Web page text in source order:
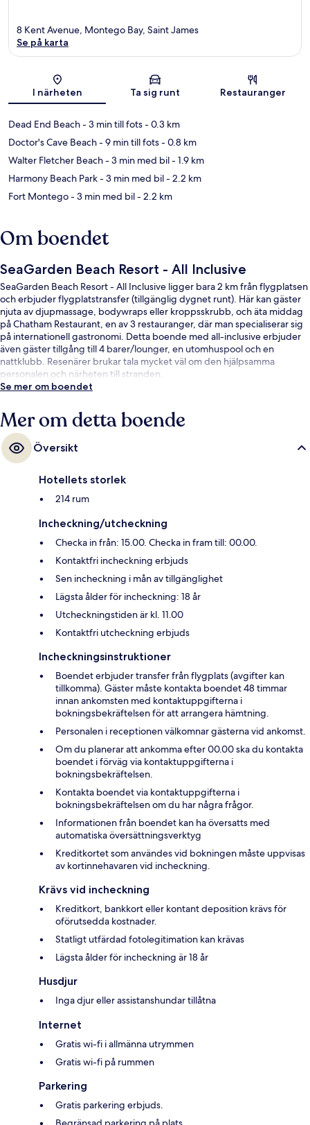
Karta
8 Kent Avenue, Montego Bay, Saint James
Se på karta
I närheten Ta sig runt Restauranger
Dead End Beach- 3 min till fots- 0.3 km
Doctor's Cave Beach- 9 min till fots- 0.8 km
Walter Fletcher Beach- 3 min med bil- 1.9 km
Harmony Beach Park- 3 min med bil- 2.2 km
Fort Montego- 3 min med bil- 2.2 km
Om boendet
SeaGarden Beach Resort - All Inclusive
SeaGarden Beach Resort - All Inclusive ligger bara 2 km från flygplatsen
och erbjuder flygplatstransfer (tillgänglig dygnet runt). Här kan gäster
njuta av djupmassage, bodywraps eller kroppsskrubb, och äta middag
på Chatham Restaurant, en av 3 restauranger, där man specialiserar sig
på internationell gastronomi. Detta boende med all-inclusive erbjuder
även gäster tillgång till 4 barer/lounger, en utomhuspool och en
nattklubb. Resenärer brukar tala mycket väl om den hjälpsamma
personalen och närheten till stranden.
Se mer om boendet
Mer om detta boende
Översikt
Hotellets storlek
214 rum
Incheckning/utcheckning
Checka in från: 15.00. Checka in fram till: 00.00.
Kontaktfri incheckning erbjuds
Sen incheckning i mån av tillgänglighet
Lägsta ålder för incheckning: 18 år
Utcheckningstiden är kl. 11.00
Kontaktfri utcheckning erbjuds
Incheckningsinstruktioner
Boendet erbjuder transfer från flygplats (avgifter kan
tillkomma). Gäster måste kontakta boendet 48 timmar
innan ankomsten med kontaktuppgifterna i
bokningsbekräftelsen för att arrangera hämtning.
Personalen i receptionen välkomnar gästerna vid ankomst.
Om du planerar att ankomma efter 00.00 ska du kontakta
boendet i förväg via kontaktuppgifterna i
bokningsbekräftelsen.
Kontakta boendet via kontaktuppgifterna i
bokningsbekräftelsen om du har några frågor.
Informationen från boendet kan ha översatts med
automatiska översättningsverktyg
Kreditkortet som användes vid bokningen måste uppvisas
av kortinnehavaren vid incheckning.
Krävs vid incheckning
Kreditkort, bankkort eller kontant deposition krävs för
oförutsedda kostnader.
Statligt utfärdad fotolegitimation kan krävas
Lägsta ålder för incheckning är 18 år
Husdjur
Inga djur eller assistanshundar tillåtna
Internet
Gratis wi-fi i allmänna utrymmen
Gratis wi-fi på rummen
Parkering
Gratis parkering erbjuds.